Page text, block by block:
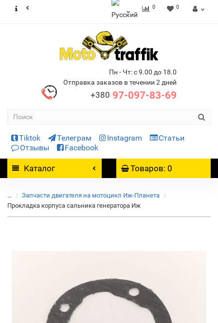
0 0
Пн - Чт: с 9.00 до 18.0
Отправка заказов в течении 2 дней
+380 97-097-83-69
Tiktok Телеграм Instagram
Статьи
Отзывы
Facebook
Каталог Товаров: 0
...
Запчасти двигателя на мотоцикл Иж-Планета
Прокладка корпуса сальника генератора Иж